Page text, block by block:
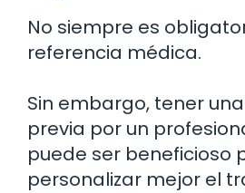
No siempre es
referencia médica.
Sin embargo, tener
previa por un
puede ser beneficioso
personalizar mejor el